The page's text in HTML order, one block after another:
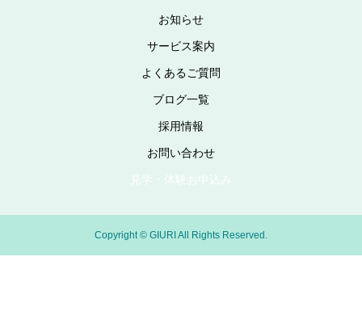
お知らせ
サービス案内
よくあるご質問
ブログ一覧
採用情報
お問い合わせ
見学・体験お申込み
Copyright © GIURI All Rights Reserved.